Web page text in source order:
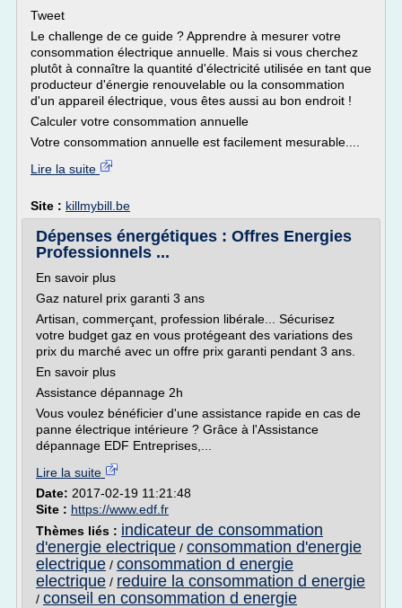
Tweet
Le challenge de ce guide ? Apprendre à mesurer votre
consommation électrique annuelle. Mais si vous cherchez
plutôt à connaître la quantité d'électricité utilisée en tant que
producteur d'énergie renouvelable ou la consommation
d'un appareil électrique, vous êtes aussi au bon endroit !
Calculer votre consommation annuelle
Votre consommation annuelle est facilement mesurable....
Lire la suite
Site : killmybill.be
Dépenses énergétiques : Offres Energies
Professionnels ...
En savoir plus
Gaz naturel prix garanti 3 ans
Artisan, commerçant, profession libérale... Sécurisez
votre budget gaz en vous protégeant des variations des
prix du marché avec un offre prix garanti pendant 3 ans.
En savoir plus
Assistance dépannage 2h
Vous voulez bénéficier d'une assistance rapide en cas de
panne électrique intérieure ? Grâce à l'Assistance
dépannage EDF Entreprises,...
Lire la suite
Date: 2017-02-19 11:21:48
Site : https://www.edf.fr
Thèmes liés : indicateur de consommation
d'energie electrique / consommation d'energie
electrique / consommation d energie
electrique / reduire la consommation d energie
/ conseil en consommation d energie